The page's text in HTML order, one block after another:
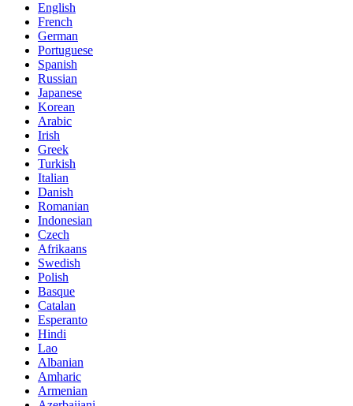
English
French
German
Portuguese
Spanish
Russian
Japanese
Korean
Arabic
Irish
Greek
Turkish
Italian
Danish
Romanian
Indonesian
Czech
Afrikaans
Swedish
Polish
Basque
Catalan
Esperanto
Hindi
Lao
Albanian
Amharic
Armenian